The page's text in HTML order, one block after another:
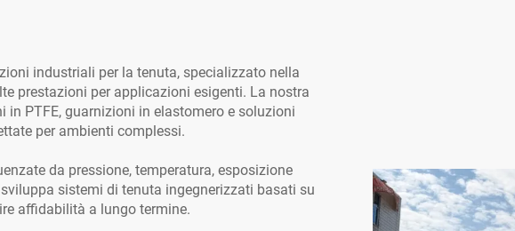
industriali per la tenuta, specializzato nella
prestazioni per applicazioni esigenti. La nostra
in PTFE, guarnizioni in elastomero e soluzioni
per ambienti complessi.
da pressione, temperatura, esposizione
sistemi di tenuta ingegnerizzati basati su
affidabilità a lungo termine.